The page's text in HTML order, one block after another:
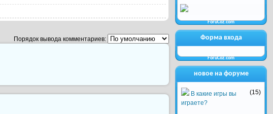
Порядок вывода комментариев:
ForuCoz.com
Форма входа
ForuCoz.com
новое на форуме
В какие игры вы
играете?
(15)